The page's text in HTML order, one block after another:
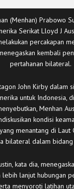
(Menhan) Prabowo
Serikat Lloyd J
percakapan
kembali
pertahanan bilateral.
John Kirby dalam
untuk Indonesia,
Menhan
kondisi
menantang di Laut
bilateral dalam bidang
kata dia,
lanjut hubungan
menyoroti latihan